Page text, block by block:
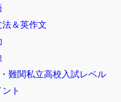
法＆英作文
難関私立高校入試レベル
ント